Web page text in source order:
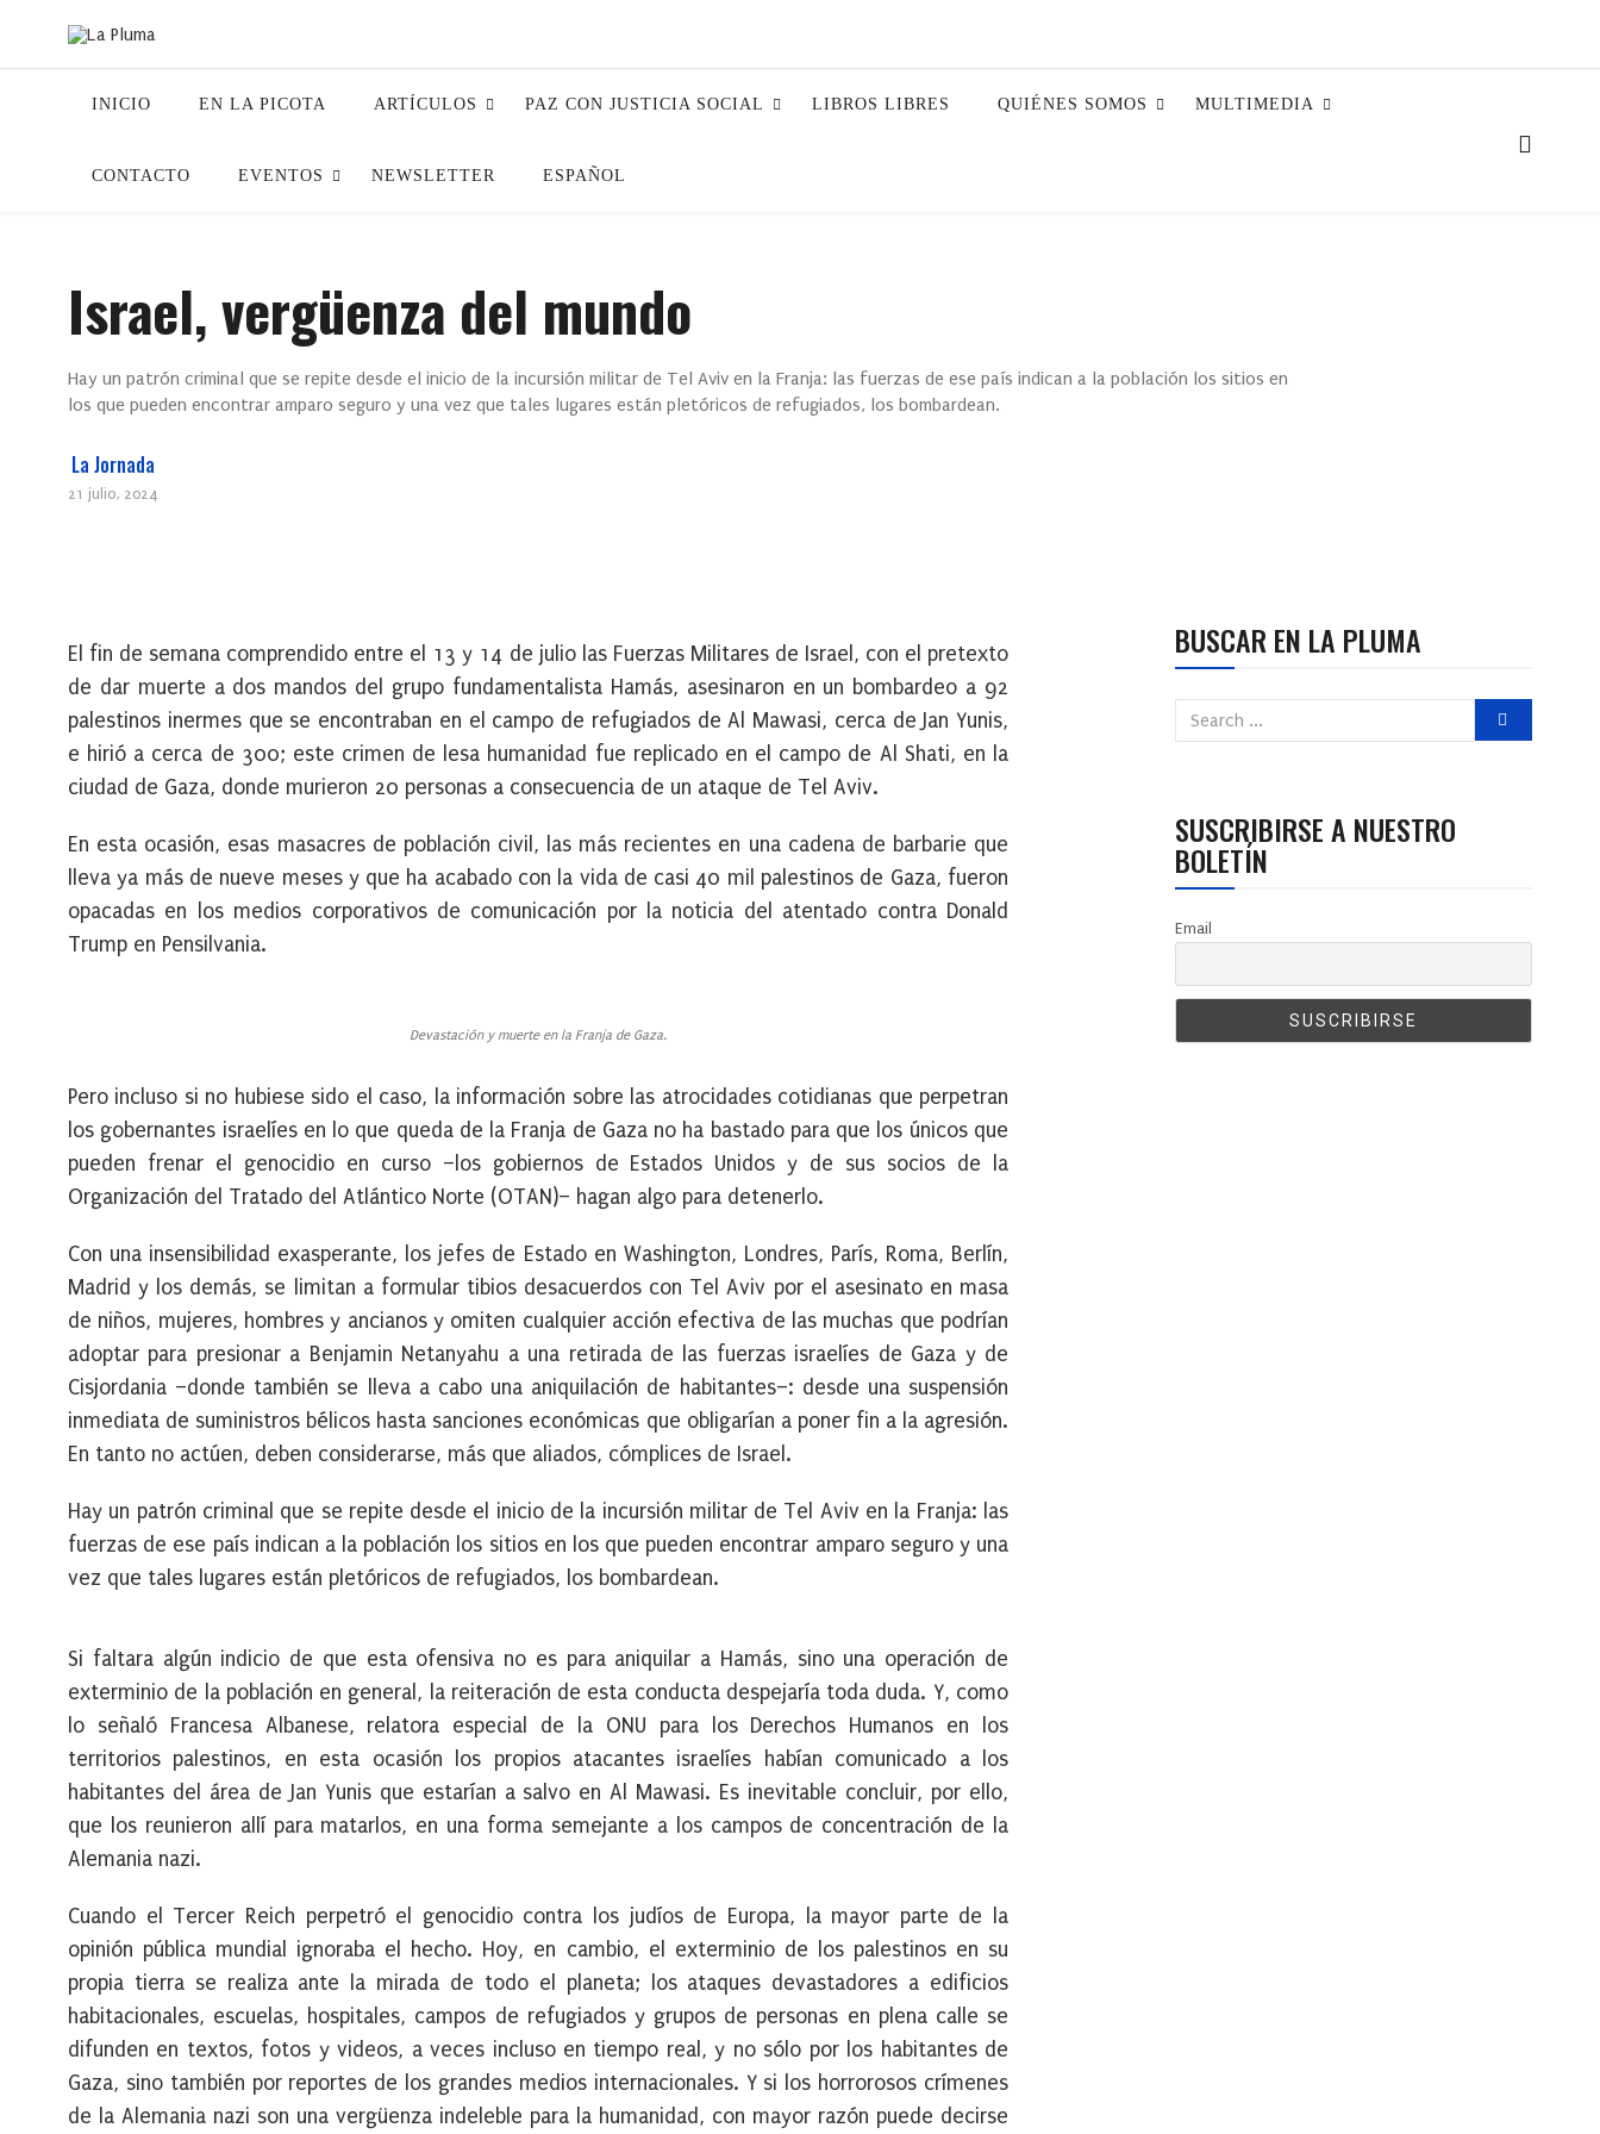
INICIO EN LA PICOTA ARTÍCULOS PAZ CON JUSTICIA SOCIAL LIBROS LIBRES QUIÉNES SOMOS MULTIMEDIA
CONTACTO EVENTOS NEWSLETTER ESPAÑOL
Israel, vergüenza del mundo
Hay un patrón criminal que se repite desde el inicio de la incursión militar de Tel Aviv en la Franja: las fuerzas de ese país indican a la población los sitios en
los que pueden encontrar amparo seguro y una vez que tales lugares están pletóricos de refugiados, los bombardean.
La Jornada
21 julio, 2024
El fin de semana comprendido entre el 13 y 14 de julio las Fuerzas Militares de Israel, con el pretexto
de dar muerte a dos mandos del grupo fundamentalista Hamás, asesinaron en un bombardeo a 92
palestinos inermes que se encontraban en el campo de refugiados de Al Mawasi, cerca de Jan Yunis,
e hirió a cerca de 300; este crimen de lesa humanidad fue replicado en el campo de Al Shati, en la
ciudad de Gaza, donde murieron 20 personas a consecuencia de un ataque de Tel Aviv.
En esta ocasión, esas masacres de población civil, las más recientes en una cadena de barbarie que
lleva ya más de nueve meses y que ha acabado con la vida de casi 40 mil palestinos de Gaza, fueron
opacadas en los medios corporativos de comunicación por la noticia del atentado contra Donald
Trump en Pensilvania.
Devastación y muerte en la Franja de Gaza.
Pero incluso si no hubiese sido el caso, la información sobre las atrocidades cotidianas que perpetran
los gobernantes israelíes en lo que queda de la Franja de Gaza no ha bastado para que los únicos que
pueden frenar el genocidio en curso –los gobiernos de Estados Unidos y de sus socios de la
Organización del Tratado del Atlántico Norte (OTAN)– hagan algo para detenerlo.
Con una insensibilidad exasperante, los jefes de Estado en Washington, Londres, París, Roma, Berlín,
Madrid y los demás, se limitan a formular tibios desacuerdos con Tel Aviv por el asesinato en masa
de niños, mujeres, hombres y ancianos y omiten cualquier acción efectiva de las muchas que podrían
adoptar para presionar a Benjamin Netanyahu a una retirada de las fuerzas israelíes de Gaza y de
Cisjordania –donde también se lleva a cabo una aniquilación de habitantes–: desde una suspensión
inmediata de suministros bélicos hasta sanciones económicas que obligarían a poner fin a la agresión.
En tanto no actúen, deben considerarse, más que aliados, cómplices de Israel.
Hay un patrón criminal que se repite desde el inicio de la incursión militar de Tel Aviv en la Franja: las
fuerzas de ese país indican a la población los sitios en los que pueden encontrar amparo seguro y una
vez que tales lugares están pletóricos de refugiados, los bombardean.
Si faltara algún indicio de que esta ofensiva no es para aniquilar a Hamás, sino una operación de
exterminio de la población en general, la reiteración de esta conducta despejaría toda duda. Y, como
lo señaló Francesa Albanese, relatora especial de la ONU para los Derechos Humanos en los
territorios palestinos, en esta ocasión los propios atacantes israelíes habían comunicado a los
habitantes del área de Jan Yunis que estarían a salvo en Al Mawasi. Es inevitable concluir, por ello,
que los reunieron allí para matarlos, en una forma semejante a los campos de concentración de la
Alemania nazi.
Cuando el Tercer Reich perpetró el genocidio contra los judíos de Europa, la mayor parte de la
opinión pública mundial ignoraba el hecho. Hoy, en cambio, el exterminio de los palestinos en su
propia tierra se realiza ante la mirada de todo el planeta; los ataques devastadores a edificios
habitacionales, escuelas, hospitales, campos de refugiados y grupos de personas en plena calle se
difunden en textos, fotos y videos, a veces incluso en tiempo real, y no sólo por los habitantes de
Gaza, sino también por reportes de los grandes medios internacionales. Y si los horrorosos crímenes
de la Alemania nazi son una vergüenza indeleble para la humanidad, con mayor razón puede decirse
BUSCAR EN LA PLUMA
SUSCRIBIRSE A NUESTRO
BOLETÍN
Email